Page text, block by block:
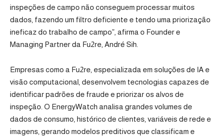
inspeções de campo não conseguem processar muitos
dados, fazendo um filtro deficiente e tendo uma priorização
ineficaz do trabalho de campo”, afirma o Founder e
Managing Partner da Fu2re, André Sih.
Empresas como a Fu2re, especializada em soluções de IA e
visão computacional, desenvolvem tecnologias capazes de
identificar padrões de fraude e priorizar os alvos de
inspeção. O EnergyWatch analisa grandes volumes de
dados de consumo, histórico de clientes, variáveis de rede e
imagens, gerando modelos preditivos que classificam e